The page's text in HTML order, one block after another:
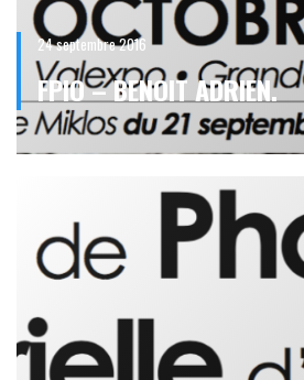
24 septembre 2016
FPIO – BENOIT ADRIEN.